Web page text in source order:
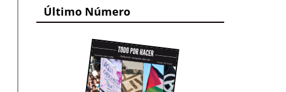
Último Número